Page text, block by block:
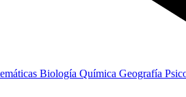
Biología Química Geografía